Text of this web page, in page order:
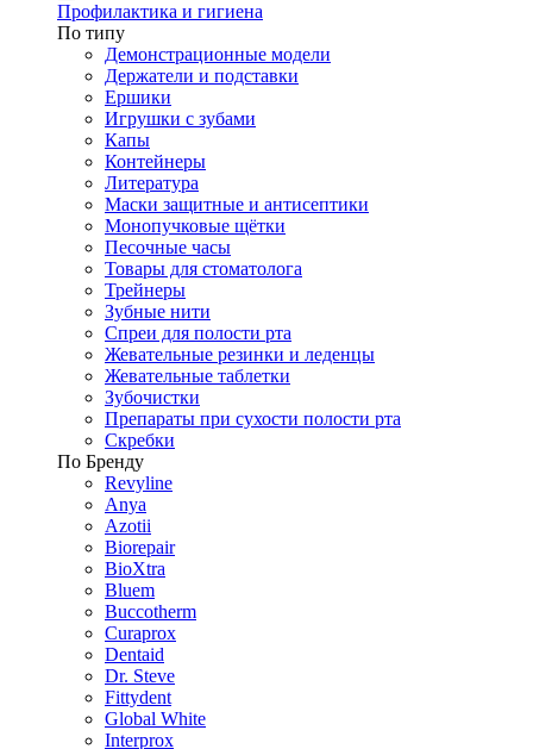
Профилактика и гигиена
По типу
Демонстрационные модели
Держатели и подставки
Ершики
Игрушки с зубами
Капы
Контейнеры
Литература
Маски защитные и антисептики
Монопучковые щётки
Песочные часы
Товары для стоматолога
Трейнеры
Зубные нити
Спреи для полости рта
Жевательные резинки и леденцы
Жевательные таблетки
Зубочистки
Препараты при сухости полости рта
Скребки
По Бренду
Revyline
Anya
Azotii
Biorepair
BioXtra
Bluem
Buccotherm
Curaprox
Dentaid
Dr. Steve
Fittydent
Global White
Interprox